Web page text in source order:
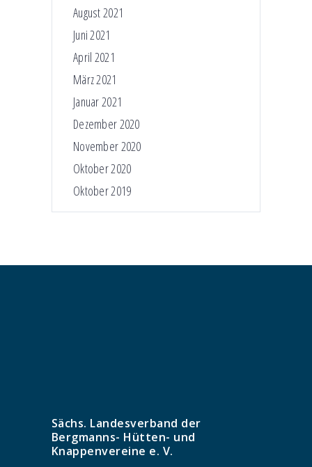
August 2021
Juni 2021
April 2021
März 2021
Januar 2021
Dezember 2020
November 2020
Oktober 2020
Oktober 2019
Sächs. Landesverband der
Bergmanns- Hütten- und
Knappenvereine e. V.